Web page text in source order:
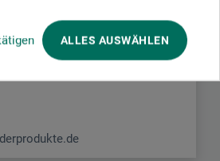
ALLES AUSWÄHLEN
GmbH